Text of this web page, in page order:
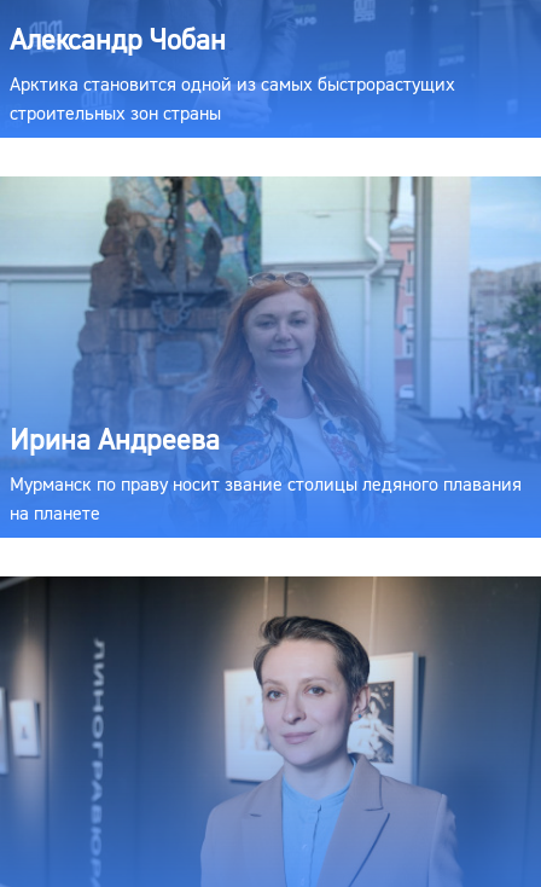
Александр Чобан
Арктика становится одной из самых быстрорастущих
строительных зон страны
Ирина Андреева
Мурманск по праву носит звание столицы ледяного плавания
на планете